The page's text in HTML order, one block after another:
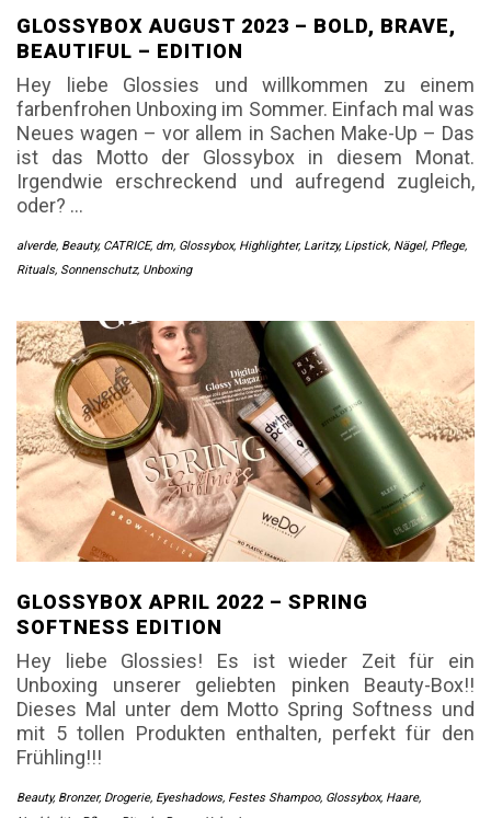
GLOSSYBOX AUGUST 2023 – BOLD, BRAVE,
BEAUTIFUL – EDITION
Hey liebe Glossies und willkommen zu einem
farbenfrohen Unboxing im Sommer. Einfach mal was
Neues wagen – vor allem in Sachen Make-Up – Das
ist das Motto der Glossybox in diesem Monat.
Irgendwie erschreckend und aufregend zugleich,
oder? …
alverde, Beauty, CATRICE, dm, Glossybox, Highlighter, Laritzy, Lipstick, Nägel, Pflege,
Rituals, Sonnenschutz, Unboxing
GLOSSYBOX APRIL 2022 – SPRING
SOFTNESS EDITION
Hey liebe Glossies! Es ist wieder Zeit für ein
Unboxing unserer geliebten pinken Beauty-Box!!
Dieses Mal unter dem Motto Spring Softness und
mit 5 tollen Produkten enthalten, perfekt für den
Frühling!!!
Beauty, Bronzer, Drogerie, Eyeshadows, Festes Shampoo, Glossybox, Haare,